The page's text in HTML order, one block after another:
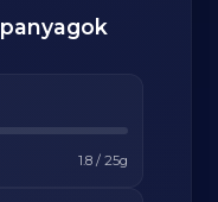
1.8/ 25g